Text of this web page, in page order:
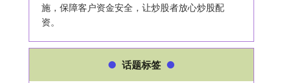
施，保障客户资金安全，让炒股者放心炒股配
资。
话题标签